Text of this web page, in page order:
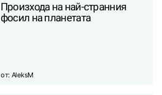
Произхода на най-странния
фосил на планетата
от: AleksM